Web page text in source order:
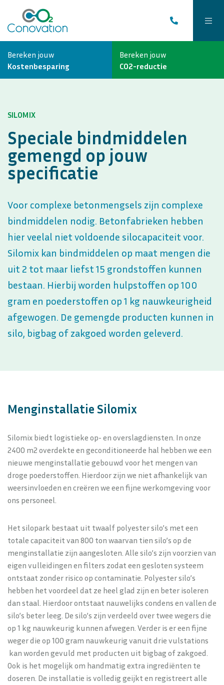
Bereken jouw
Kostenbesparing
Bereken jouw
CO2-reductie
SILOMIX
Speciale bindmiddelen
gemengd op jouw
specificatie
Voor complexe betonmengsels zijn complexe
bindmiddelen nodig. Betonfabrieken hebben
hier veelal niet voldoende silocapaciteit voor.
Silomix kan bindmiddelen op maat mengen die
uit 2 tot maar liefst 15 grondstoffen kunnen
bestaan. Hierbij worden hulpstoffen op 100
gram en poederstoffen op 1 kg nauwkeurigheid
afgewogen. De gemengde producten kunnen in
silo, bigbag of zakgoed worden geleverd.
Menginstallatie Silomix
Silomix biedt logistieke op- en overslagdiensten. In onze
2400 m2 overdekte en geconditioneerde hal hebben we een
nieuwe menginstallatie gebouwd voor het mengen van
droge poederstoffen. Hierdoor zijn we niet afhankelijk van
weersinvloeden en creëren we een fijne werkomgeving voor
ons personeel.
Het silopark bestaat uit twaalf polyester silo’s met een
totale capaciteit van 800 ton waarvan tien silo’s op de
menginstallatie zijn aangesloten. Alle silo’s zijn voorzien van
eigen vulleidingen en filters zodat een gesloten systeem
ontstaat zonder risico op contaminatie. Polyester silo’s
hebben het voordeel dat ze heel glad zijn en beter isoleren
dan staal. Hierdoor ontstaat nauwelijks condens en vallen de
silo’s beter leeg. De silo’s zijn verdeeld over twee wegers die
op 1 kg nauwkeurig kunnen afwegen. Verder is er een fijne
weger die op 100 gram nauwkeurig vanuit drie vulstations
kan worden gevuld met producten uit bigbag of zakgoed.
Ook is het mogelijk om handmatig extra ingrediënten te
doseren. De installatie is volledig geijkt en registreert alle